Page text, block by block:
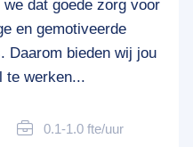
dat goede zorg voor
en gemotiveerde
Daarom bieden wij jou
te werken...
0.1-1.0 fte/uur